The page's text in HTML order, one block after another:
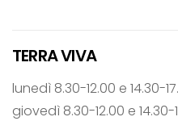
TERRA VIVA
lunedì 8.30-12.00 e 14.30-
giovedì 8.30-12.00 e